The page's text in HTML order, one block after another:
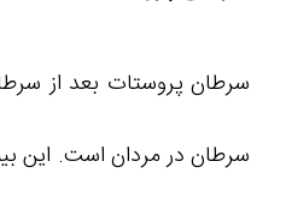
سرطان پروستات بعد از